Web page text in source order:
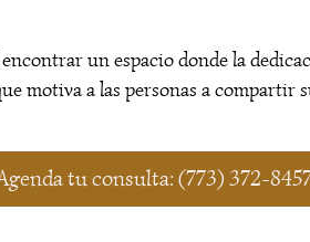
un espacio donde la
motiva a las personas a compartir
tu consulta: (773) 372-